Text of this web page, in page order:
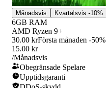
Månadsvis Kvartalsvis -10%
6GB RAM
AMD Ryzen 9+
30.00 krFörsta månaden -50%
15.00 kr
/Månadsvis
Obegränsade Spelare
Upptidsgaranti